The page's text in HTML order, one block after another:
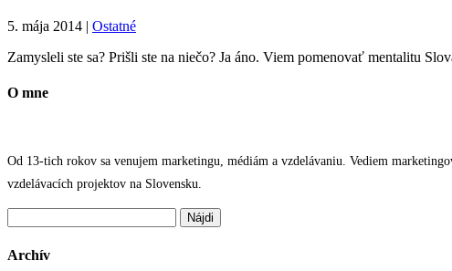
5. mája 2014 | Ostatné
Zamysleli ste sa? Prišli ste na niečo? Ja áno. Viem pomenovať mentalitu
O mne
Od 13-tich rokov sa venujem marketingu, médiám a vzdelávaniu. Vediem
vzdelávacích projektov na Slovensku.
Archív